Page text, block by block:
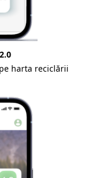
harta reciclării